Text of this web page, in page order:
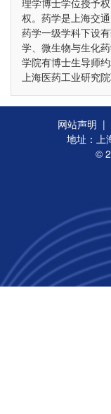
点
点
理学博士学位授予
权。药学是上海交通
药学一级学科下设
学、微生物与生化
学院有博士生导师
上海医药工业研究院
网站声明 |
地址：上
©